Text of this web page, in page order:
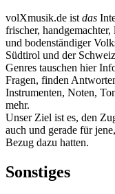
volXmusik.de ist das
frischer,
und bodenständiger
Südtirol und der
Genres tauschen hier
Fragen, finden
Instrumenten, Noten,
mehr.
Unser Ziel ist es, den
auch und gerade für
Bezug dazu hatten.
Sonstiges